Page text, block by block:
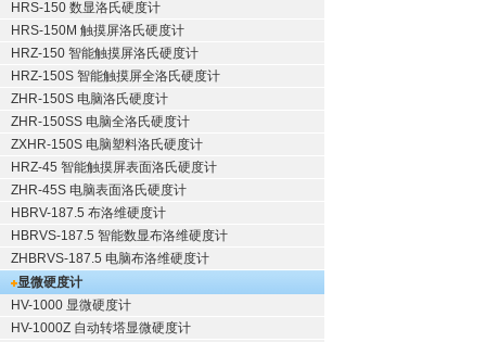
HRS-150 数显洛氏硬度计
HRS-150M 触摸屏洛氏硬度计
HRZ-150 智能触摸屏洛氏硬度计
HRZ-150S 智能触摸屏全洛氏硬度计
ZHR-150S 电脑洛氏硬度计
ZHR-150SS 电脑全洛氏硬度计
ZXHR-150S 电脑塑料洛氏硬度计
HRZ-45 智能触摸屏表面洛氏硬度计
ZHR-45S 电脑表面洛氏硬度计
HBRV-187.5 布洛维硬度计
HBRVS-187.5 智能数显布洛维硬度计
ZHBRVS-187.5 电脑布洛维硬度计
显微硬度计
HV-1000 显微硬度计
HV-1000Z 自动转塔显微硬度计